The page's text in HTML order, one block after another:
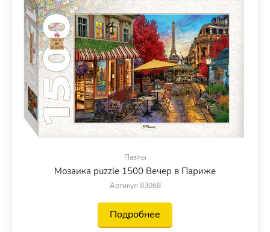
Пазлы
Мозаика puzzle 1500 Вечер в Париже
Артикул 83068
Подробнее